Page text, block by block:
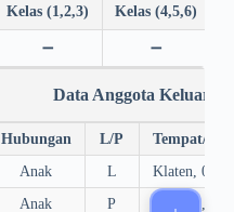
Kelas (1,2,3) Kelas (4,5,6)
➖ ➖
Data Anggota Keluarga
Hubungan L/P
Tempat/
Anak L
Klaten, 01/
Anak P Gotham, 27/